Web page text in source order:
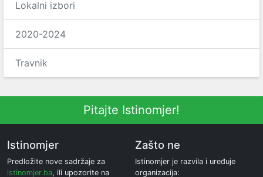
Lokalni izbori
2020-2024
Travnik
Pitajte Istinomjer!
Istinomjer
Predložite nove sadržaje za
istinomjer.ba, ili upozorite na
Zašto ne
Istinomjer je razvila i uređuje
organizacija: